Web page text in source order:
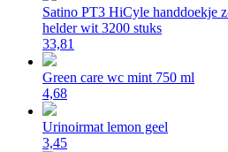
Satino PT3 HiCyle handdoekje
helder wit 3200 stuks
33,81
Green care wc mint 750 ml
4,68
Urinoirmat lemon geel
3,45